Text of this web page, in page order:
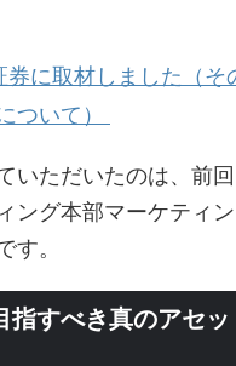
券に取材しました（そ
ついて）
いただいたのは、前
ング本部マーケティ
す。
指すべき真のアセッ